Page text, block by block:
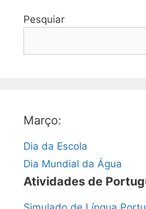
Pesquiar
Março:
Dia da Escola
Dia Mundial da Água
Atividades de